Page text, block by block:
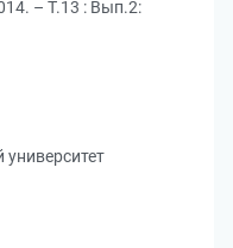
– Т.13 : Вып.2: